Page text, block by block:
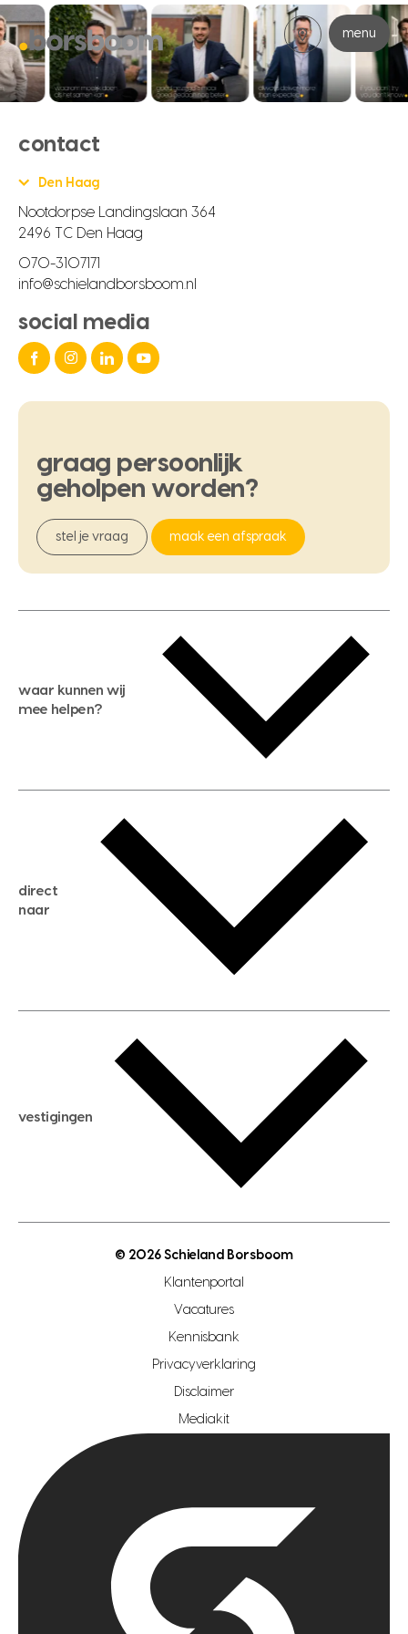
menu
contact
Den Haag
Nootdorpse Landingslaan 364
2496 TC Den Haag
070-3107171
info@schielandborsboom.nl
social media
graag persoonlijk
geholpen worden?
stel je vraag maak een afspraak
waar kunnen wij
mee helpen?
gratis zoekservice
huis verkopen
huis kopen
aankoopadvies
verkoopadvies
hypotheekadvies
direct
naar
hypotheek berekenen
maximale hypotheek berekenen
hypotheek bespaarcheck
gratis zoekprofiel aanmaken
open woningwaarde dag
vestigingen
makelaar regio zoetermeer
hypotheekshop regio den haag
hypotheekshop regio rotterdam
© 2026 Schieland Borsboom
Klantenportal
Vacatures
Kennisbank
Privacyverklaring
Disclaimer
Mediakit